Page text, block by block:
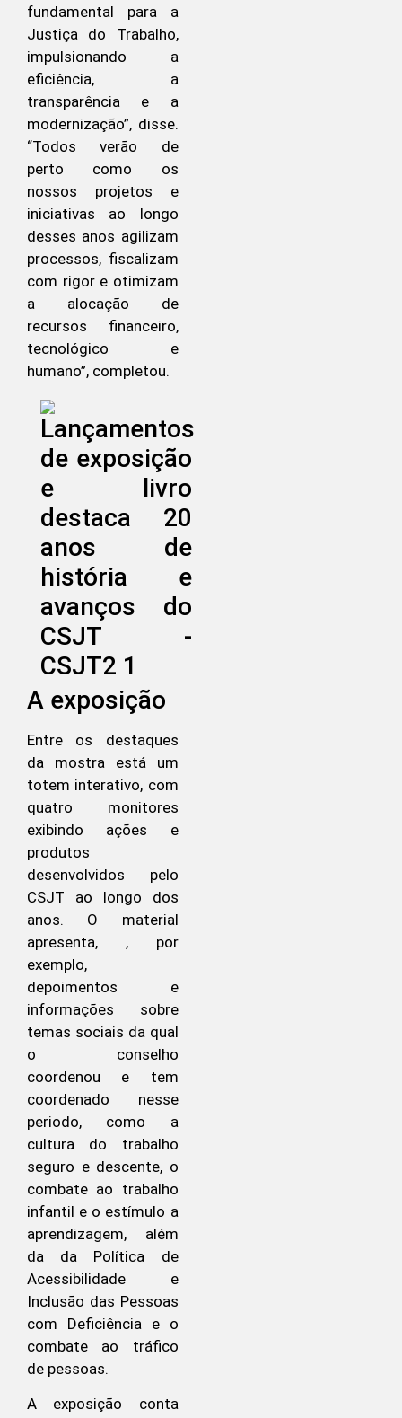
fundamental para a
Justiça do Trabalho,
impulsionando a
eficiência, a
transparência e a
modernização”, disse.
“Todos verão de
perto como os
nossos projetos e
iniciativas ao longo
desses anos agilizam
processos, fiscalizam
com rigor e otimizam
a alocação de
recursos financeiro,
tecnológico e
humano”, completou.
A exposição
Entre os destaques
da mostra está um
totem interativo, com
quatro monitores
exibindo ações e
produtos
desenvolvidos pelo
CSJT ao longo dos
anos. O material
apresenta, , por
exemplo,
depoimentos e
informações sobre
temas sociais da qual
o conselho
coordenou e tem
coordenado nesse
periodo, como a
cultura do trabalho
seguro e descente, o
combate ao trabalho
infantil e o estímulo a
aprendizagem, além
da da Política de
Acessibilidade e
Inclusão das Pessoas
com Deficiência e o
combate ao tráfico
de pessoas.
A exposição conta